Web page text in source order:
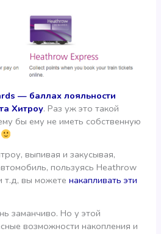
— баллах лояльности
Хитроу. Раз уж это такой
бы ему не иметь собственную
выпивая и закусывая,
пользуясь Heathrow
т.д, вы можетенакапливать эти
заманчиво. Но у этой
возможности накопления и